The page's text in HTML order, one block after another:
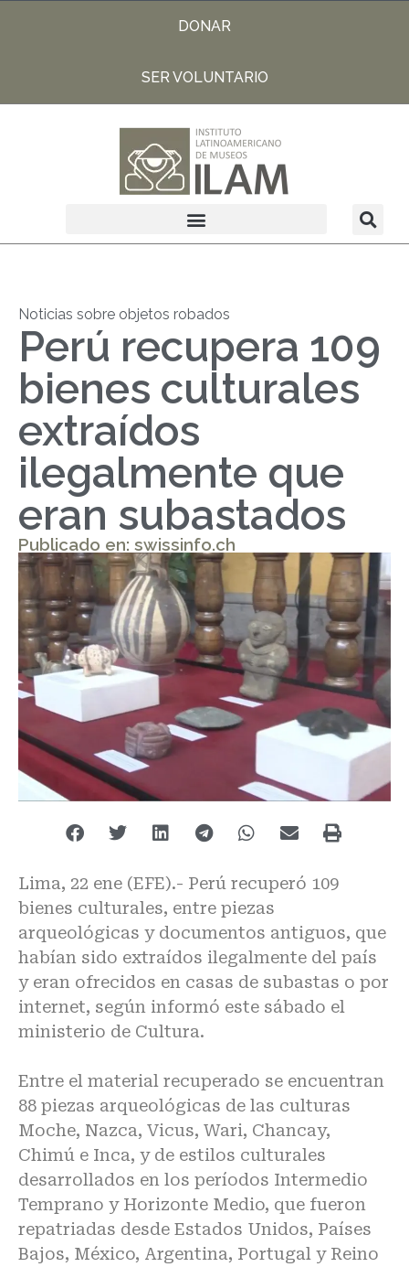
DONAR
SER VOLUNTARIO
Noticias sobre objetos robados
Perú recupera 109
bienes culturales
extraídos
ilegalmente que
eran subastados
Publicado en: swissinfo.ch
Lima, 22 ene (EFE).- Perú recuperó 109
bienes culturales, entre piezas
arqueológicas y documentos antiguos, que
habían sido extraídos ilegalmente del país
y eran ofrecidos en casas de subastas o por
internet, según informó este sábado el
ministerio de Cultura.
Entre el material recuperado se encuentran
88 piezas arqueológicas de las culturas
Moche, Nazca, Vicus, Wari, Chancay,
Chimú e Inca, y de estilos culturales
desarrollados en los períodos Intermedio
Temprano y Horizonte Medio, que fueron
repatriadas desde Estados Unidos, Países
Bajos, México, Argentina, Portugal y Reino